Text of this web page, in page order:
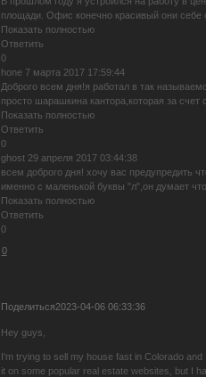
площади. Офис конечно красивый они себе
Показать полностью
Ответить
0
hone 7 марта 2017 17:59:44
Доброго всем дня!я работал в так
просто шарашкина кантора,которая за счет
Показать полностью
Ответить
0
ghost 29 апреля 2017 03:44:38
всем доброго дня! хочу вас предупредить
именно с маленькой буквы "л",он думает
Показать полностью
Ответить
0
0
Поделиться2023-04-06 06:33:36
Hey guys,
I'm trying to sell my house fast in Colorado
it on some popular real estate websites, but I